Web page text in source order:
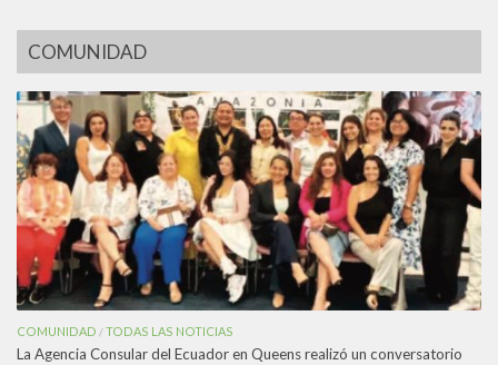
COMUNIDAD
COMUNIDAD /TODAS LAS NOTICIAS
La Agencia Consular del Ecuador en Queens realizó un conversatorio